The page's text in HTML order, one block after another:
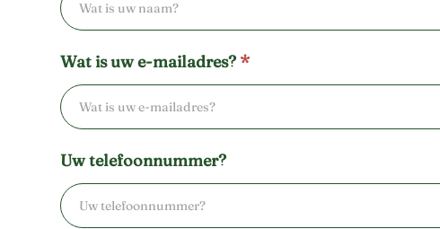
Wat is uw e-mailadres? *
Uw telefoonnummer?